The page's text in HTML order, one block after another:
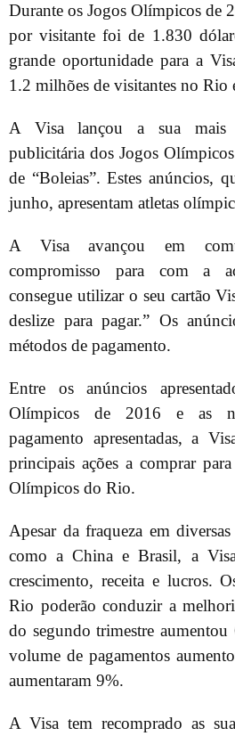
Durante os Jogos Olímpicos de
por visitante foi de 1.830
grande oportunidade para a
1.2 milhões de visitantes no Rio
A Visa lançou a sua mais
publicitária dos Jogos
de “Boleias”. Estes anúncios,
junho, apresentam atletas
A Visa avançou em
compromisso para com a
consegue utilizar o seu cartão
deslize para pagar.” Os
métodos de pagamento.
Entre os anúncios
Olímpicos de 2016 e as
pagamento apresentadas, a
principais ações a comprar
Olímpicos do Rio.
Apesar da fraqueza em
como a China e Brasil, a
crescimento, receita e lucros.
Rio poderão conduzir a
do segundo trimestre
volume de pagamentos
aumentaram 9%.
A Visa tem recomprado as